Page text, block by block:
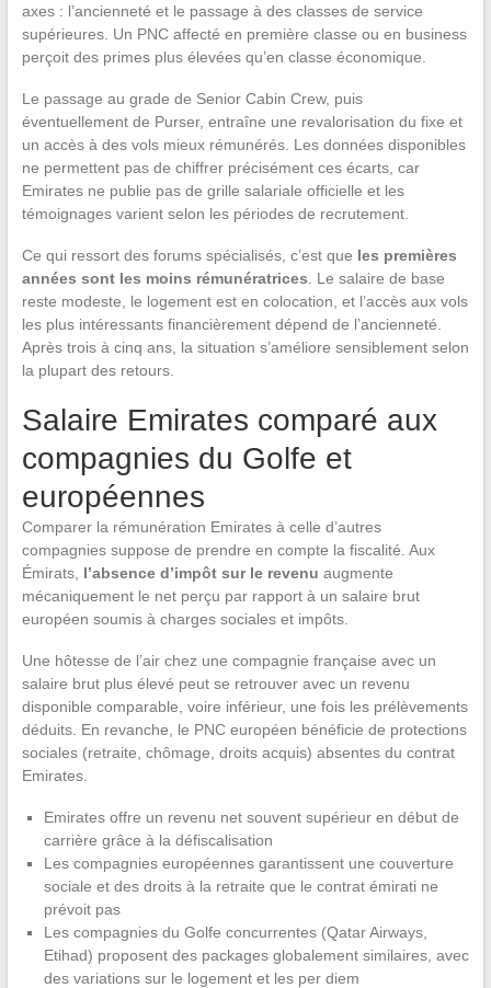
axes : l’ancienneté et le passage à des classes de service
supérieures. Un PNC affecté en première classe ou en business
perçoit des primes plus élevées qu’en classe économique.
Le passage au grade de Senior Cabin Crew, puis
éventuellement de Purser, entraîne une revalorisation du fixe et
un accès à des vols mieux rémunérés. Les données disponibles
ne permettent pas de chiffrer précisément ces écarts, car
Emirates ne publie pas de grille salariale officielle et les
témoignages varient selon les périodes de recrutement.
Ce qui ressort des forums spécialisés, c’est que les premières
années sont les moins rémunératrices . Le salaire de base
reste modeste, le logement est en colocation, et l’accès aux vols
les plus intéressants financièrement dépend de l’ancienneté.
Après trois à cinq ans, la situation s’améliore sensiblement selon
la plupart des retours.
Salaire Emirates comparé aux
compagnies du Golfe et
européennes
Comparer la rémunération Emirates à celle d’autres
compagnies suppose de prendre en compte la fiscalité. Aux
Émirats, l’absence d’impôt sur le revenu augmente
mécaniquement le net perçu par rapport à un salaire brut
européen soumis à charges sociales et impôts.
Une hôtesse de l’air chez une compagnie française avec un
salaire brut plus élevé peut se retrouver avec un revenu
disponible comparable, voire inférieur, une fois les prélèvements
déduits. En revanche, le PNC européen bénéficie de protections
sociales (retraite, chômage, droits acquis) absentes du contrat
Emirates.
Emirates offre un revenu net souvent supérieur en début de
carrière grâce à la défiscalisation
Les compagnies européennes garantissent une couverture
sociale et des droits à la retraite que le contrat émirati ne
prévoit pas
Les compagnies du Golfe concurrentes (Qatar Airways,
Etihad) proposent des packages globalement similaires, avec
des variations sur le logement et les per diem